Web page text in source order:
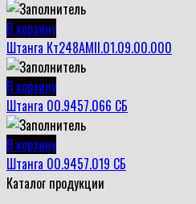
В корзину
Штанга Кт248АМII.01.09.00.000
В корзину
Штанга 00.9457.066 СБ
В корзину
Штанга 00.9457.019 СБ
Каталог продукции